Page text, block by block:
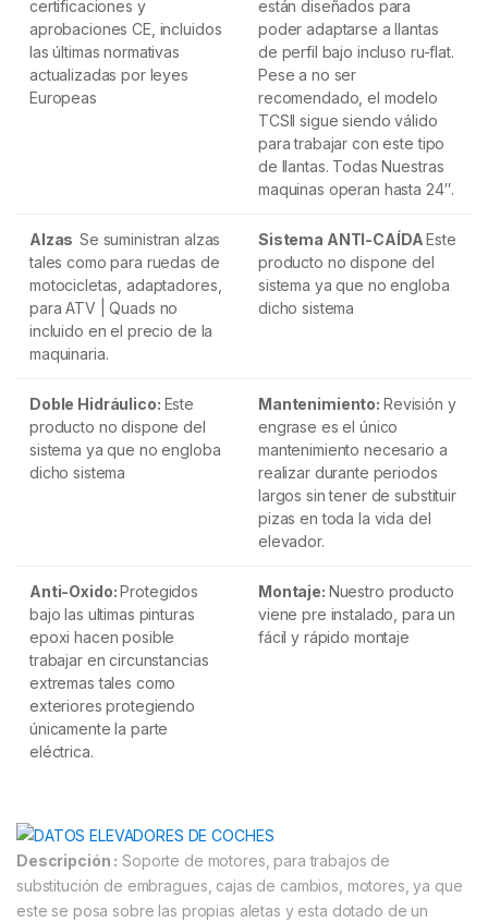
certificaciones y
aprobaciones CE, incluidos
las últimas normativas
actualizadas por leyes
Europeas
están diseñados para
poder adaptarse a llantas
de perfil bajo incluso ru-flat.
Pese a no ser
recomendado, el modelo
TCSII sigue siendo válido
para trabajar con este tipo
de llantas. Todas Nuestras
maquinas operan hasta 24″.
Alzas Se suministran alzas
tales como para ruedas de
motocicletas, adaptadores,
para ATV | Quads no
incluido en el precio de la
maquinaria.
Sistema ANTI-CAÍDAEste
producto no dispone del
sistema ya que no engloba
dicho sistema
Doble Hidráulico: Este
producto no dispone del
sistema ya que no engloba
dicho sistema
Mantenimiento: Revisión y
engrase es el único
mantenimiento necesario a
realizar durante periodos
largos sin tener de substituir
pizas en toda la vida del
elevador.
Anti-Oxido:Protegidos
bajo las ultimas pinturas
epoxi hacen posible
trabajar en circunstancias
extremas tales como
exteriores protegiendo
únicamente la parte
eléctrica.
Montaje: Nuestro producto
viene pre instalado, para un
fácil y rápido montaje
Descripción : Soporte de motores, para trabajos de
substitución de embragues, cajas de cambios, motores, ya que
este se posa sobre las propias aletas y esta dotado de un